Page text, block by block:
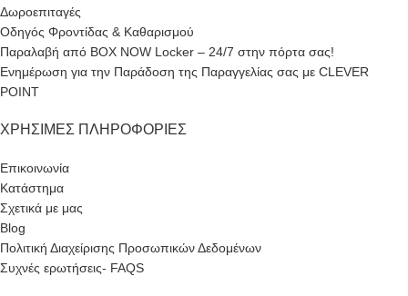
Δωροεπιταγές
Οδηγός Φροντίδας & Καθαρισμού
Παραλαβή από BOX NOW Locker – 24/7 στην πόρτα σας!
Ενημέρωση για την Παράδοση της Παραγγελίας σας με CLEVER
POINT
ΧΡΉΣΙΜΕΣ ΠΛΗΡΟΦΟΡΊΕΣ
Επικοινωνία
Κατάστημα
Σχετικά με μας
Blog
Πολιτική Διαχείρισης Προσωπικών Δεδομένων
Συχνές ερωτήσεις- FAQS